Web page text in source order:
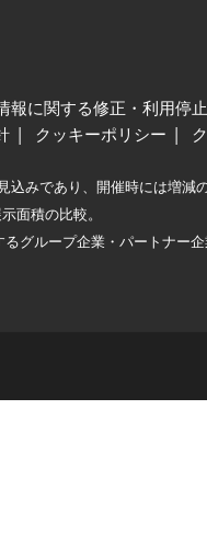
報に関する修正・利用停
クッキーポリシー
みであり、開催時には増減
面積の比較。
グループ企業・パートナー企